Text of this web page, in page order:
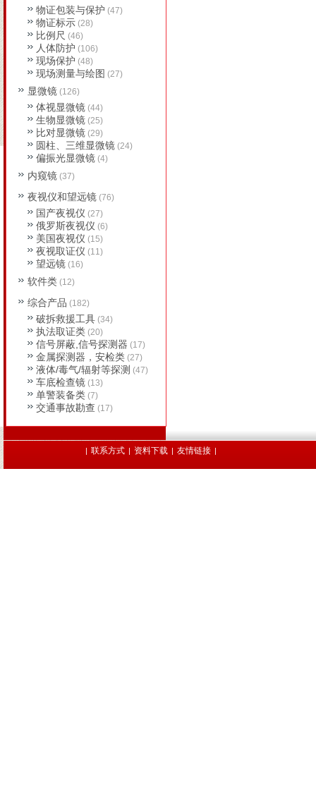
物证包装与保护 (47)
物证标示 (28)
比例尺 (46)
人体防护 (106)
现场保护 (48)
现场测量与绘图 (27)
显微镜 (126)
体视显微镜 (44)
生物显微镜 (25)
比对显微镜 (29)
圆柱、三维显微镜 (24)
偏振光显微镜 (4)
内窥镜 (37)
夜视仪和望远镜 (76)
国产夜视仪 (27)
俄罗斯夜视仪 (6)
美国夜视仪 (15)
夜视取证仪 (11)
望远镜 (16)
软件类 (12)
综合产品 (182)
破拆救援工具 (34)
执法取证类 (20)
信号屏蔽,信号探测器 (17)
金属探测器，安检类 (27)
液体/毒气/辐射等探测 (47)
车底检查镜 (13)
单警装备类 (7)
交通事故勘查 (17)
| 联系方式 | 资料下载 | 友情链接 |